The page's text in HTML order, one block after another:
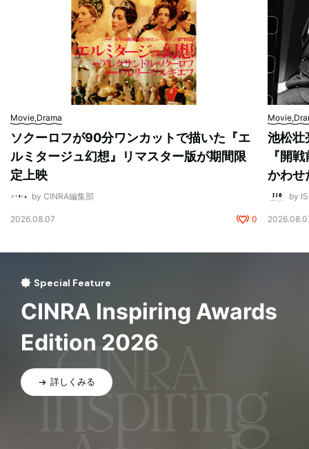
Movie,Drama
ソクーロフが90分ワンカットで描いた『エ
ルミタージュ幻想』リマスター版が期間限
定上映
by CINRA編集部
2026.08.07 0
池松壮
『開
かわせ
by
Special Feature
CINRA Inspiring Awards
Edition 2026
詳しくみる